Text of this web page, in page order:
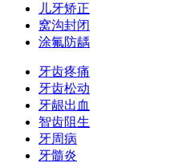
儿牙矫正
窝沟封闭
涂氟防龋
牙齿疼痛
牙齿松动
牙龈出血
智齿阻生
牙周病
牙髓炎